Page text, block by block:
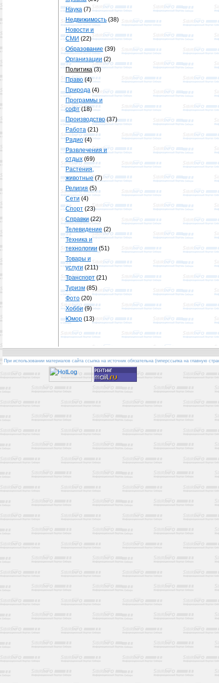
Наука (7)
Недвижимость (38)
Новости и
СМИ (22)
Образование (39)
Организации (2)
Политика(3)
Право(4)
Природа (4)
Программы и
софт(18)
Производство(37)
Работа (21)
Радио(4)
Развлечения и
отдых (69)
Растения,
животные (7)
Религия (5)
Сети (4)
Спорт (23)
Справки(22)
Телевидение (2)
Техника и
технологии(51)
Товары и
услуги (211)
Транспорт(21)
Туризм (85)
Фото (20)
Хобби(9)
Юмор (13)
При использовании материалов сайта ссылка на источник обязательна (гиперссылка на главную